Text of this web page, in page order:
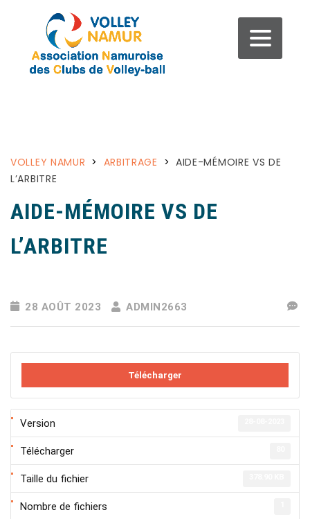
VOLLEY NAMUR > ARBITRAGE > AIDE-MÉMOIRE VS DE
L’ARBITRE
AIDE-MÉMOIRE VS DE
L’ARBITRE
28 AOÛT 2023 ADMIN2663
Télécharger
Version
Télécharger
Taille du fichier
Nombre de fichiers